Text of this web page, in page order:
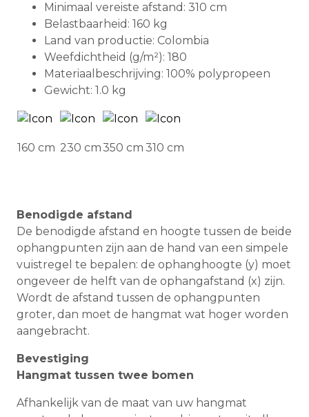
Minimaal vereiste afstand: 310 cm
Belastbaarheid: 160 kg
Land van productie: Colombia
Weefdichtheid (g/m²): 180
Materiaalbeschrijving: 100% polypropeen
Gewicht: 1.0 kg
160 cm 230 cm350 cm 310 cm
Benodigde afstand
De benodigde afstand en hoogte tussen de beide
ophangpunten zijn aan de hand van een simpele
vuistregel te bepalen: de ophanghoogte (y) moet
ongeveer de helft van de ophangafstand (x) zijn.
Wordt de afstand tussen de ophangpunten
groter, dan moet de hangmat wat hoger worden
aangebracht.
Bevestiging
Hangmat tussen twee bomen
Afhankelijk van de maat van uw hangmat